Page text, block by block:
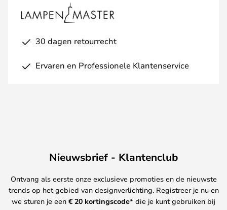
30 dagen retourrecht
Ervaren en Professionele Klantenservice
Nieuwsbrief - Klantenclub
Ontvang als eerste onze exclusieve promoties en de nieuwste
trends op het gebied van designverlichting. Registreer je nu en
we sturen je een € 20 kortingscode* die je kunt gebruiken bij